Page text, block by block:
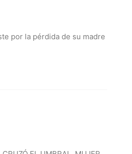
por la pérdida de su madre